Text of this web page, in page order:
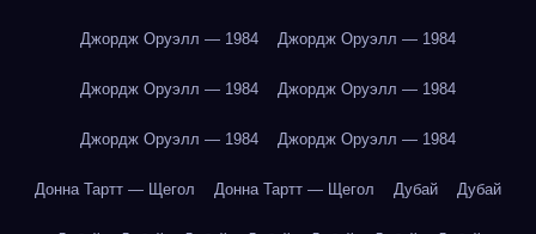
Джордж Оруэлл — 1984 Джордж Оруэлл — 1984
Джордж Оруэлл — 1984 Джордж Оруэлл — 1984
Джордж Оруэлл — 1984 Джордж Оруэлл — 1984
Донна Тартт — Щегол Донна Тартт — Щегол Дубай Дубай